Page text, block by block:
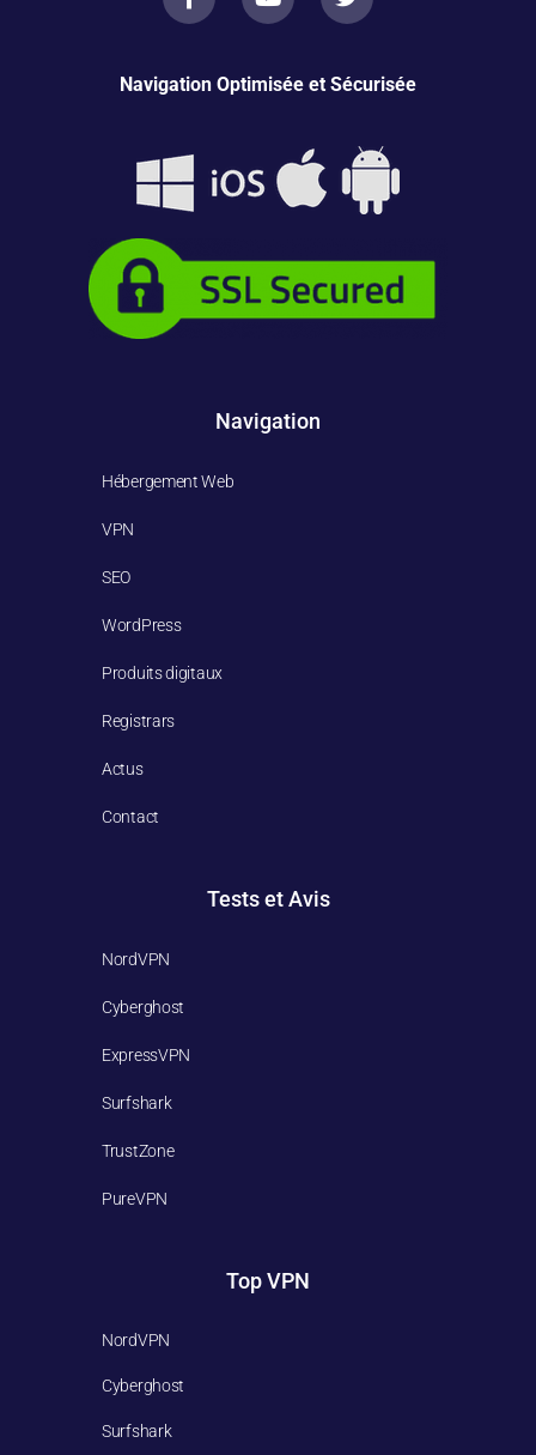
Navigation Optimisée et Sécurisée
Navigation
Hébergement Web
VPN
SEO
WordPress
Produits digitaux
Registrars
Actus
Contact
Tests et Avis​
NordVPN
Cyberghost
ExpressVPN
Surfshark
TrustZone
PureVPN
Top VPN
NordVPN
Cyberghost
Surfshark